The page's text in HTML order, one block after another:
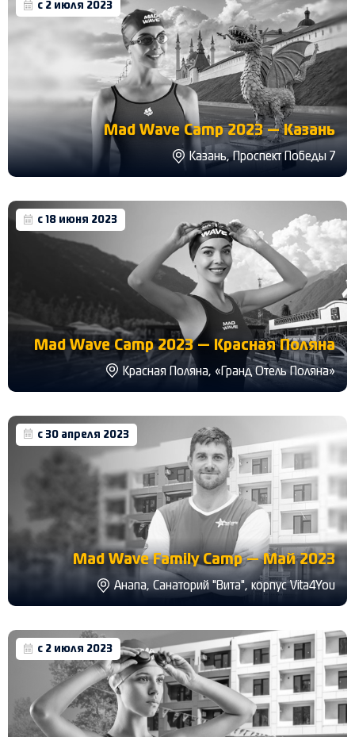
с 2 июля 2023
Mad Wave Camp 2023 — Казань
Казань, Проспект Победы 7
с 18 июня 2023
Mad Wave Camp 2023 — Красная Поляна
Красная Поляна, «Гранд Отель Поляна»
с 30 апреля 2023
Mad Wave Family Camp — Май 2023
Анапа, Санаторий "Вита", корпус Vita4You
с 2 июля 2023